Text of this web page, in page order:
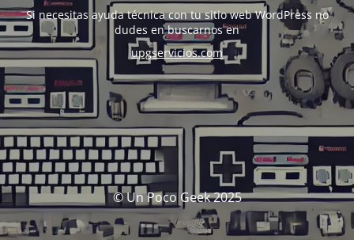
Si necesitas ayuda técnica con tu sitio web WordPress no
dudes en buscarnos en
upgservicios.com
© Un Poco Geek 2025